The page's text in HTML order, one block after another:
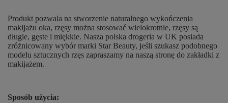
Produkt pozwala na stworzenie naturalnego wykończenia
makijażu oka, rzęsy można stosować wielokrotnie, rzęsy są
długie, gęste i miękkie. Nasza polska drogeria w UK posiada
zróżnicowany wybór marki Star Beauty, jeśli szukasz podobnego
modelu sztucznych rzęs zapraszamy na naszą stronę do zakładki z
makijażem.
Sposób użycia: